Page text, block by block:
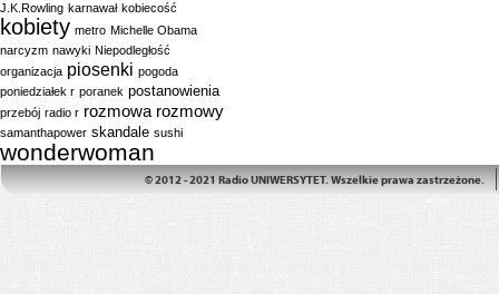
J.K.Rowling karnawał kobiecość
kobiety metro Michelle Obama
narcyzm nawyki Niepodległość
organizacja piosenki pogoda
poniedziałek r poranek postanowienia
przebój radio r rozmowa rozmowy
samanthapower skandale sushi
wonderwoman
© 2012 - 2021 Radio UNIWERSYTET. Wszelkie prawa zastrzeżone.